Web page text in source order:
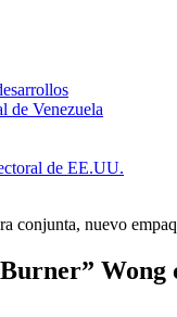
de Venezuela
de EE.UU.
conjunta, nuevo
Wong